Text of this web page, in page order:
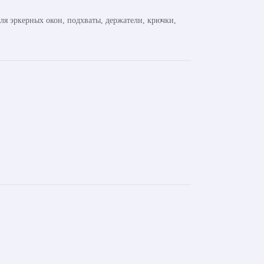
эркерных окон, подхваты, держатели, крючки,